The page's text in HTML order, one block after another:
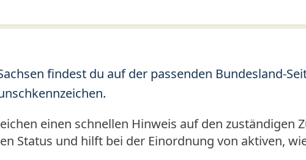
findest du auf der passenden Bundesland-
einen schnellen Hinweis auf den zuständigen
Status und hilft bei der Einordnung von aktiven,